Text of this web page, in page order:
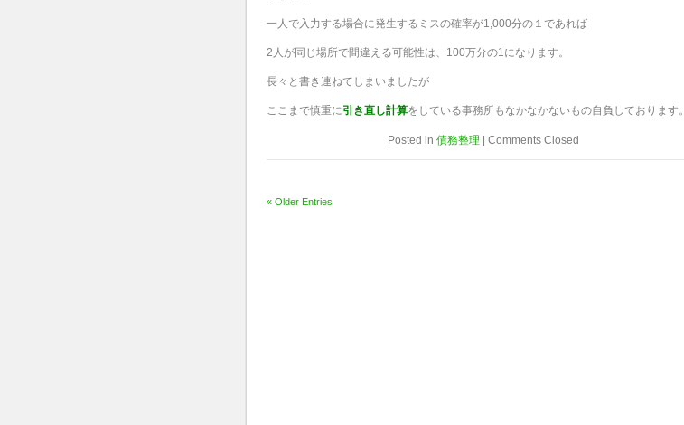
一人で入力する場合に発生するミスの確率が1,000分の１であれば
2人が同じ場所で間違える可能性は、100万分の1になります。
長々と書き連ねてしまいましたが
ここまで慎重に引き直し計算をしている事務所もなかなかないもの自負しております。
Posted in 債務整理 Comments Closed
« Older Entries